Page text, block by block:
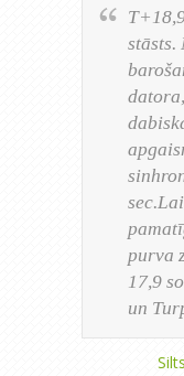
stāsts.
purva
17,9
un